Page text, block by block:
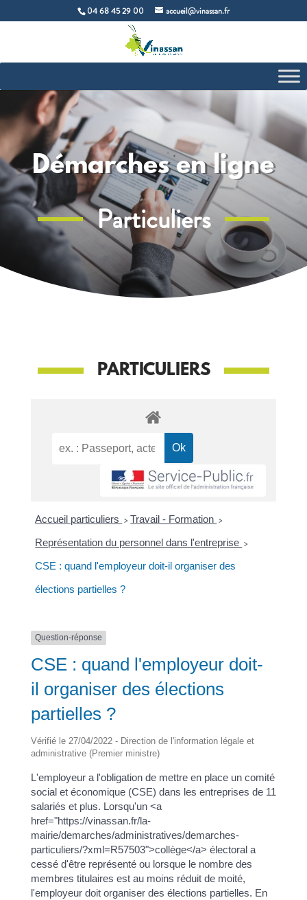
04 68 45 29 00 accueil@vinassan.fr
Démarches en ligne
Particuliers
PARTICULIERS
Accueil particuliers > Travail - Formation >
Représentation du personnel dans l'entreprise >
CSE : quand l'employeur doit-il organiser des
élections partielles ?
Question-réponse
CSE : quand l'employeur doit-
il organiser des élections
partielles ?
Vérifié le 27/04/2022 - Direction de l'information légale et
administrative (Premier ministre)
L'employeur a l'obligation de mettre en place un comité
social et économique (CSE) dans les entreprises de 11
salariés et plus. Lorsqu'un <a
href="https://vinassan.fr/la-
mairie/demarches/administratives/demarches-
particuliers/?xml=R57503">collège</a> électoral a
cessé d'être représenté ou lorsque le nombre des
membres titulaires est au moins réduit de moité,
l'employeur doit organiser des élections partielles. En